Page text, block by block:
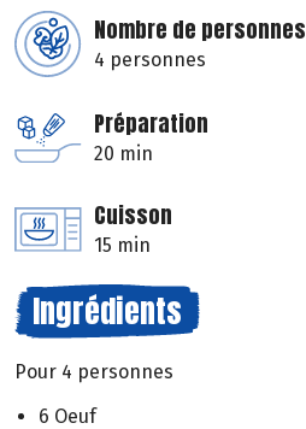
Nombre de personnes
4 personnes
Préparation
20 min
Cuisson
15 min
Ingrédients
Pour 4 personnes
6 Oeuf